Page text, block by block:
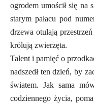
ogrodem umościł się
starym pałacu pod
drzewa otulają
królują zwierzęta.
Talent i pamięć o
nadszedł ten dzień, by
światem. Jak sama
codziennego życia,